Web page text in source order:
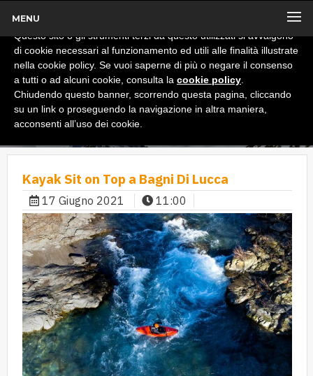
MENU
Kayak Sit on Top a Bagni Di Lucca
17 Giugno 2021 11:00
x
Informativa
Questo sito o gli strumenti terzi da questo utilizzati si avvalgono
di cookie necessari al funzionamento ed utili alle finalità illustrate
nella cookie policy. Se vuoi saperne di più o negare il consenso
a tutti o ad alcuni cookie, consulta la cookie policy
Chiudendo questo banner, scorrendo questa pagina, cliccando
su un link o proseguendo la navigazione in altra maniera,
acconsenti all’uso dei cookie.